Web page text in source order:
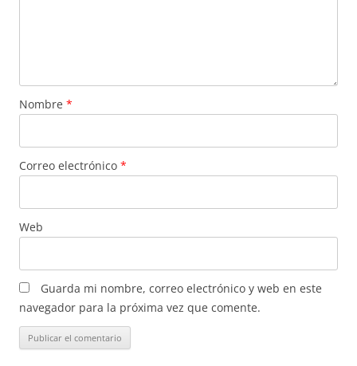
Nombre *
Correo electrónico *
Web
Guarda mi nombre, correo electrónico y web en este
navegador para la próxima vez que comente.